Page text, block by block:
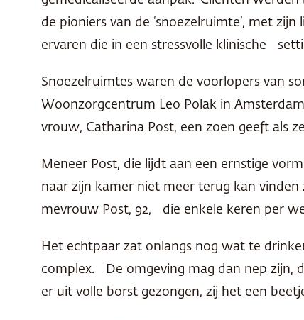
de pioniers van de ‘snoezelruimte’, met
ervaren die in een stressvolle klinische
Snoezelruimtes waren de voorlopers van
Woonzorgcentrum Leo Polak in
vrouw, Catharina Post, een zoen geeft als
Meneer Post, die lijdt aan een ernstige
naar zijn kamer niet meer terug kan
mevrouw Post, 92, die enkele keren per
Het echtpaar zat onlangs nog wat te
complex. De omgeving mag dan nep zijn,
er uit volle borst gezongen, zij het een